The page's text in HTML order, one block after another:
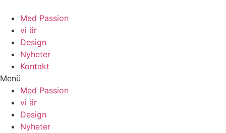
Inhalt
wechseln
Med Passion
vi är
Design
Nyheter
Kontakt
Menü
Med Passion
vi är
Design
Nyheter